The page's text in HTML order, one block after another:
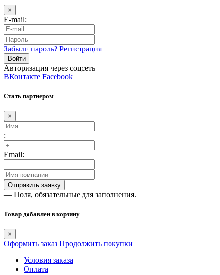
×
E-mail:
Забыли пароль? Регистрация
Авторизация через соцсеть
ВКонтакте Facebook
Стать партнером
×
:
Email:
— Поля, обязательные для заполнения.
Товар добавлен в корзину
×
Оформить заказ Продолжить покупки
Условия заказа
Оплата